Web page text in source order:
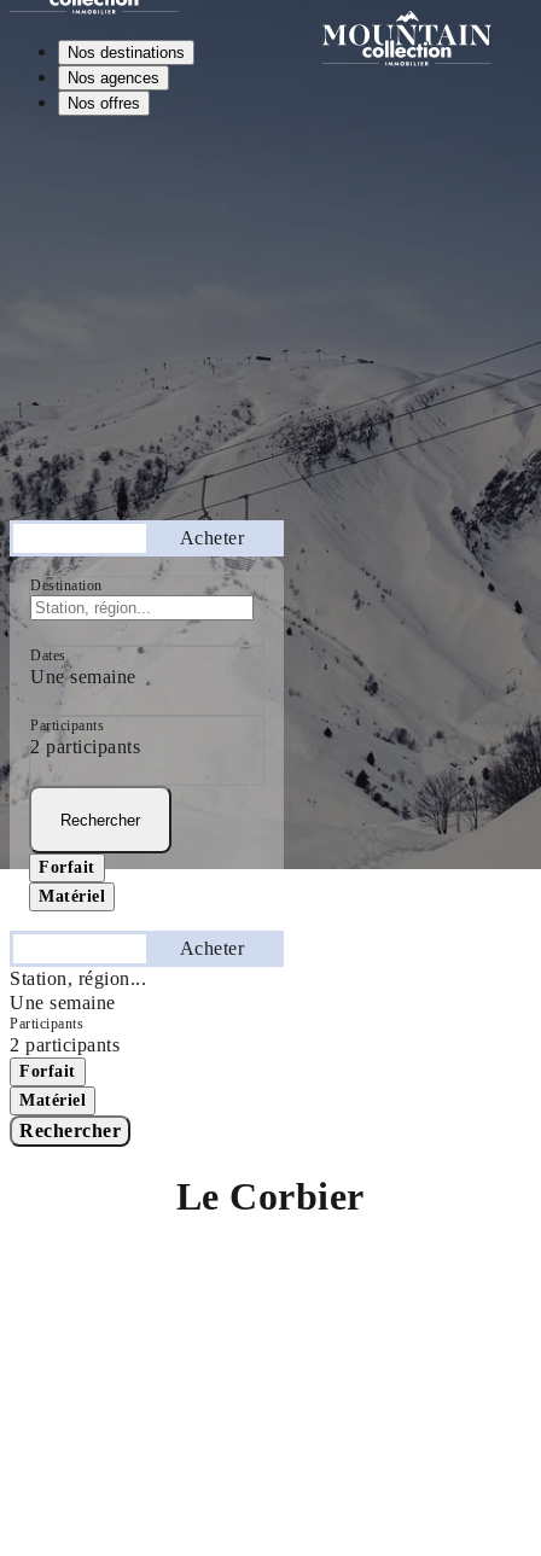
Acheter
Destination
Dates
Une semaine
Participants
2 participants
Rechercher
Forfait
Matériel
Acheter
Station, région...
Une semaine
Participants
2 participants
Forfait
Matériel
Rechercher
Nos destinations
Nos agences
Nos offres
Le Corbier